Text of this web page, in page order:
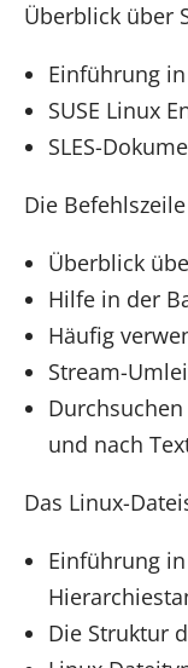
Überblick über
Einführung
SUSE Linux
SLES-
Die Befehlszeile
Überblick
Hilfe in der
Häufig
Stream-
und nach
Das Linux-
Einführung
Die Struktur